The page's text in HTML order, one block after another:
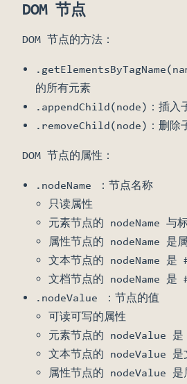
DOM 节点
DOM 节点的方法：
的所有元素
.appendChild(node)：插入
.removeChild(node)：删除
DOM 节点的属性：
.nodeName ：节点名称
只读属性
元素节点的 nodeName 与
属性节点的 nodeName 是
文本节点的 nodeName
文档节点的 nodeName 是
.nodeValue ：节点的值
可读可写的属性
元素节点的 nodeValue
文本节点的 nodeValue 是
属性节点的 nodeValue 是